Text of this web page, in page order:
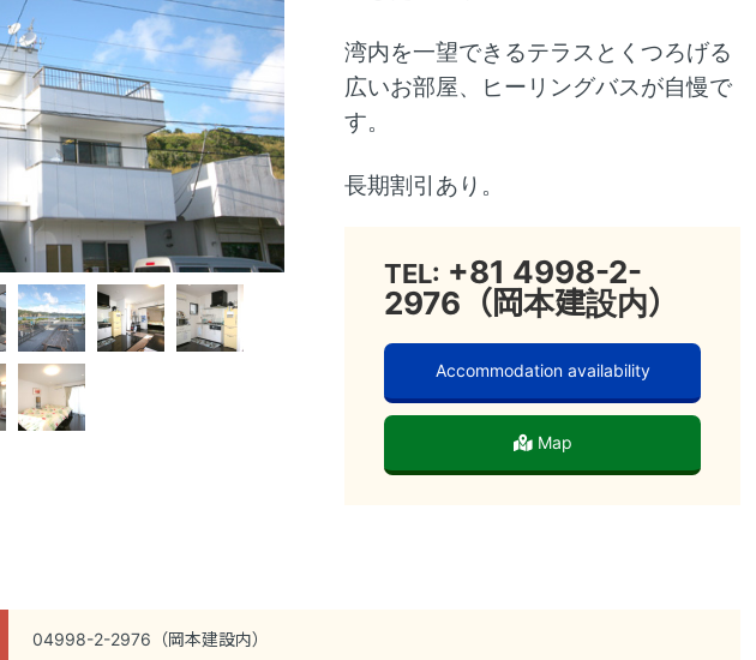
湾内を一望できるテラスとくつろげる
広いお部屋、ヒーリングバスが自慢で
す。
長期割引あり。
TEL: +81 4998-2-
2976（岡本建設内）
Accommodation availability
Map
04998-2-2976（岡本建設内）